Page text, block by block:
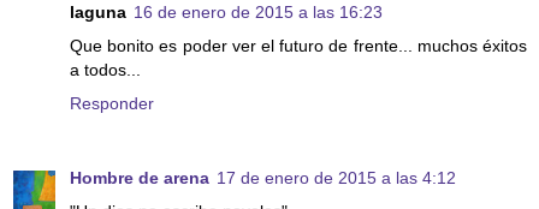
laguna 16 de enero de 2015 a las 16:23
Que bonito es poder ver el futuro de frente... muchos éxitos
a todos...
Responder
Hombre de arena 17 de enero de 2015 a las 4:12